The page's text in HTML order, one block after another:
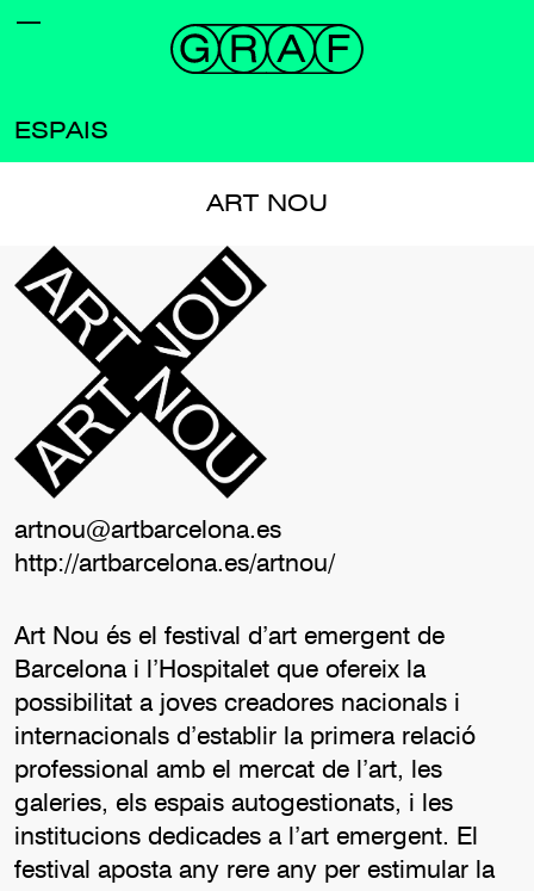
ESPAIS
ART NOU
Art Nou és el festival d’art emergent de
Barcelona i l’Hospitalet que ofereix la
possibilitat a joves creadores nacionals i
internacionals d’establir la primera relació
professional amb el mercat de l’art, les
galeries, els espais autogestionats, i les
institucions dedicades a l’art emergent. El
festival aposta any rere any per estimular la
artnou@artbarcelona.es
http://artbarcelona.es/artnou/